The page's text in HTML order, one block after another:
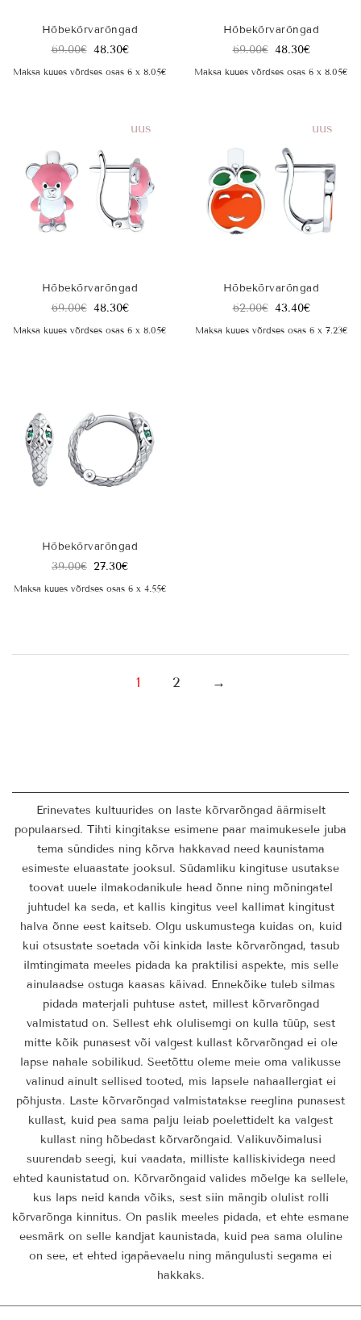
Hõbekõrvarõngad
69.00€ 48.30€
Maksa kuues võrdses osas 6 x 8.05€
Hõbekõrvarõngad
69.00€ 48.30€
Maksa kuues võrdses osas 6 x 8.05€
uus
Hõbekõrvarõngad
69.00€ 48.30€
Maksa kuues võrdses osas 6 x 8.05€
uus
Hõbekõrvarõngad
62.00€ 43.40€
Maksa kuues võrdses osas 6 x 7.23€
Hõbekõrvarõngad
39.00€ 27.30€
Maksa kuues võrdses osas 6 x 4.55€
1 2 →
Erinevates kultuurides on laste kõrvarõngad äärmiselt
populaarsed. Tihti kingitakse esimene paar maimukesele juba
tema sündides ning kõrva hakkavad need kaunistama
esimeste eluaastate jooksul. Südamliku kingituse usutakse
toovat uuele ilmakodanikule head õnne ning mõningatel
juhtudel ka seda, et kallis kingitus veel kallimat kingitust
halva õnne eest kaitseb. Olgu uskumustega kuidas on, kuid
kui otsustate soetada või kinkida laste kõrvarõngad, tasub
ilmtingimata meeles pidada ka praktilisi aspekte, mis selle
ainulaadse ostuga kaasas käivad. Ennekõike tuleb silmas
pidada materjali puhtuse astet, millest kõrvarõngad
valmistatud on. Sellest ehk olulisemgi on kulla tüüp, sest
mitte kõik punasest või valgest kullast kõrvarõngad ei ole
lapse nahale sobilikud. Seetõttu oleme meie oma valikusse
valinud ainult sellised tooted, mis lapsele nahaallergiat ei
põhjusta. Laste kõrvarõngad valmistatakse reeglina punasest
kullast, kuid pea sama palju leiab poelettidelt ka valgest
kullast ning hõbedast kõrvarõngaid. Valikuvõimalusi
suurendab seegi, kui vaadata, milliste kalliskividega need
ehted kaunistatud on. Kõrvarõngaid valides mõelge ka sellele,
kus laps neid kanda võiks, sest siin mängib olulist rolli
kõrvarõnga kinnitus. On paslik meeles pidada, et ehte esmane
eesmärk on selle kandjat kaunistada, kuid pea sama oluline
on see, et ehted igapäevaelu ning mängulusti segama ei
hakkaks.